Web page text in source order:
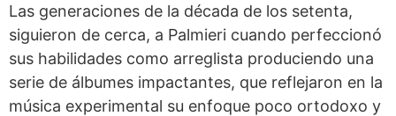
Las generaciones de la década de los setenta,
siguieron de cerca, a Palmieri cuando perfeccionó
sus habilidades como arreglista produciendo una
serie de álbumes impactantes, que reflejaron en la
música experimental su enfoque poco ortodoxo y